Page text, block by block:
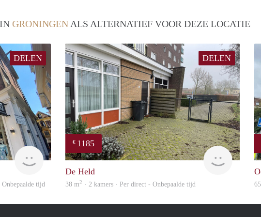
GRONINGEN ALS ALTERNATIEF VOOR DEZE LOCATIE
DELEN
GrunoVerhuur
Onbepaalde tijd
DELEN
€ 1185
De Held
38 m2 · 2 kamers · Per direct - Onbepaalde tijd